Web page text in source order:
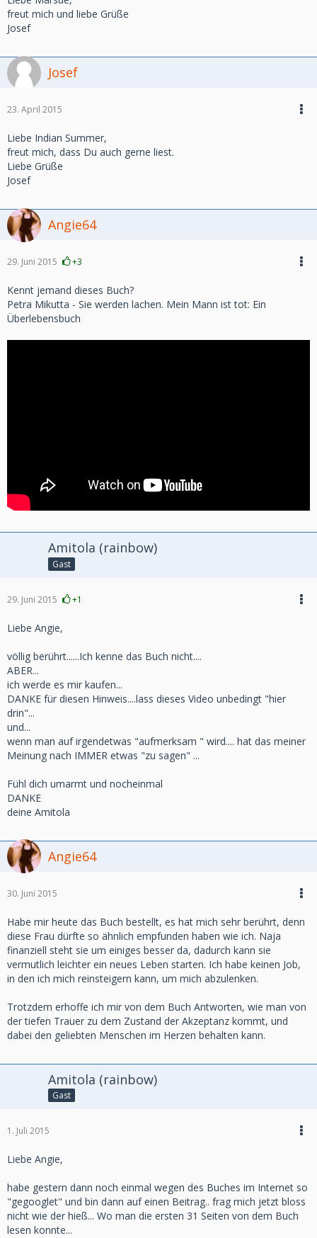
freut mich und liebe Grüße
Josef
Josef
23. April 2015
Liebe Indian Summer,
freut mich, dass Du auch gerne liest.
Liebe Grüße
Josef
Angie64
29. Juni 2015 +3
Kennt jemand dieses Buch?
Petra Mikutta - Sie werden lachen. Mein Mann ist tot: Ein
Überlebensbuch
Amitola (rainbow)
Gast
29. Juni 2015 +1
Liebe Angie,
völlig berührt......Ich kenne das Buch nicht....
ABER...
ich werde es mir kaufen...
DANKE für diesen Hinweis....lass dieses Video unbedingt "hier
drin"...
und...
wenn man auf irgendetwas "aufmerksam " wird.... hat das meiner
Meinung nach IMMER etwas "zu sagen" ...
Fühl dich umarmt und nocheinmal
DANKE
deine Amitola
Angie64
30. Juni 2015
Habe mir heute das Buch bestellt, es hat mich sehr berührt, denn
diese Frau dürfte so ähnlich empfunden haben wie ich. Naja
finanziell steht sie um einiges besser da, dadurch kann sie
vermutlich leichter ein neues Leben starten. Ich habe keinen Job,
in den ich mich reinsteigern kann, um mich abzulenken.
Trotzdem erhoffe ich mir von dem Buch Antworten, wie man von
der tiefen Trauer zu dem Zustand der Akzeptanz kommt, und
dabei den geliebten Menschen im Herzen behalten kann.
Amitola (rainbow)
Gast
1. Juli 2015
Liebe Angie,
habe gestern dann noch einmal wegen des Buches im Internet so
"gegooglet" und bin dann auf einen Beitrag.. frag mich jetzt bloss
nicht wie der hieß... Wo man die ersten 31 Seiten von dem Buch
lesen konnte...